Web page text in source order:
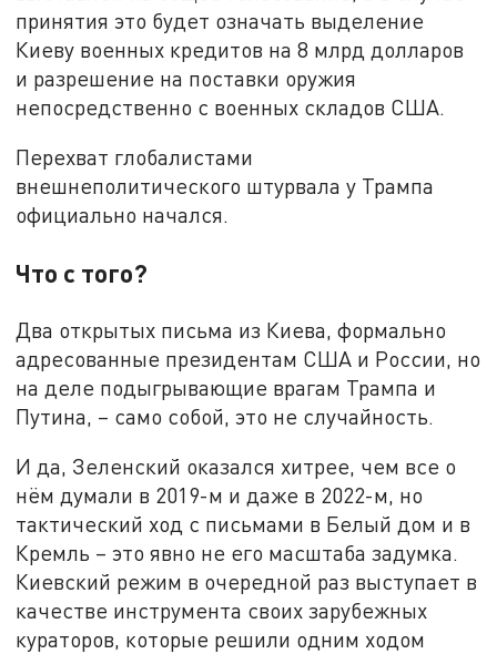
принятия это будет означать выделение
Киеву военных кредитов на 8 млрд долларов
и разрешение на поставки оружия
непосредственно с военных складов США.
Перехват глобалистами
внешнеполитического штурвала у Трампа
официально начался.
Что с того?
Два открытых письма из Киева, формально
адресованные президентам США и России, но
на деле подыгрывающие врагам Трампа и
Путина, – само собой, это не случайность.
И да, Зеленский оказался хитрее, чем все о
нём думали в 2019-м и даже в 2022-м, но
тактический ход с письмами в Белый дом и в
Кремль – это явно не его масштаба задумка.
Киевский режим в очередной раз выступает в
качестве инструмента своих зарубежных
кураторов, которые решили одним ходом